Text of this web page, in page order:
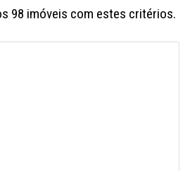
98 imóveis com estes critérios.